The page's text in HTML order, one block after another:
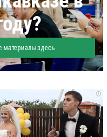
материалы здесь
i